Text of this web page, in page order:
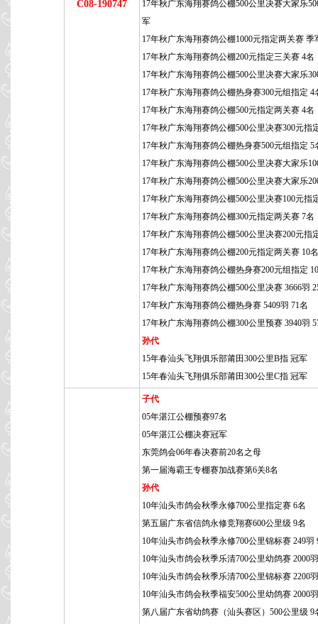
C08-190747
17年秋广东海翔赛鸽公棚500公里决赛大家乐
军
17年秋广东海翔赛鸽公棚1000元指定两关赛 季
17年秋广东海翔赛鸽公棚200元指定三关赛 4名
17年秋广东海翔赛鸽公棚500公里决赛大家乐
17年秋广东海翔赛鸽公棚热身赛300元组指定 4
17年秋广东海翔赛鸽公棚500元指定两关赛 4名
17年秋广东海翔赛鸽公棚500公里决赛300元指
17年秋广东海翔赛鸽公棚热身赛500元组指定 5
17年秋广东海翔赛鸽公棚500公里决赛大家乐
17年秋广东海翔赛鸽公棚500公里决赛大家乐
17年秋广东海翔赛鸽公棚500公里决赛100元指
17年秋广东海翔赛鸽公棚300元指定两关赛 7名
17年秋广东海翔赛鸽公棚500公里决赛200元指
17年秋广东海翔赛鸽公棚200元指定两关赛 10名
17年秋广东海翔赛鸽公棚热身赛200元组指定
17年秋广东海翔赛鸽公棚500公里决赛 3666羽
17年秋广东海翔赛鸽公棚热身赛 5409羽 71名
17年秋广东海翔赛鸽公棚300公里预赛 3940羽
孙代
15年春汕头飞翔俱乐部莆田300公里B指 冠军
15年春汕头飞翔俱乐部莆田300公里C指 冠军
子代
05年湛江公棚预赛97名
05年湛江公棚决赛冠军
东莞鸽会06年春决赛前20名之母
第一届海霸王专棚赛加战赛第6关8名
孙代
10年汕头市鸽会秋季永修700公里指定赛 6名
第五届广东省信鸽永修竞翔赛600公里级 9名
10年汕头市鸽会秋季永修700公里锦标赛 249羽
10年汕头市鸽会秋季乐清700公里幼鸽赛 2000
10年汕头市鸽会秋季乐清700公里锦标赛 2200
10年汕头市鸽会秋季福安500公里幼鸽赛 2000
第八届广东省幼鸽赛（汕头赛区）500公里级 9